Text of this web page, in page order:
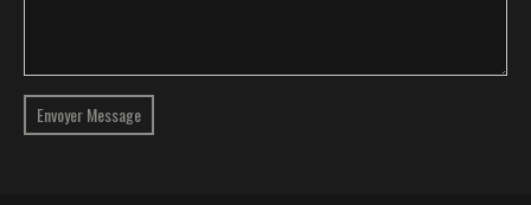
Envoyer Message